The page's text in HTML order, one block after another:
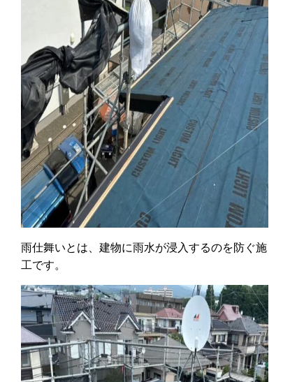
雨仕舞いとは、建物に雨水が浸入するのを防ぐ施
工です。